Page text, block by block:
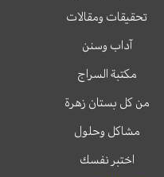
تحقيقات ومقالات
آداب وسنن
مكتبة السراج
من كل بستان زهرة
مشاكل وحلول
اختبر نفسك